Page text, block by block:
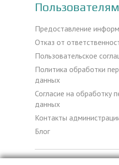
Пользователям
Предоставление
Отказ от
Пользовательское
Политика обработки
данных
Согласие на обработку
данных
Контакты
Блог